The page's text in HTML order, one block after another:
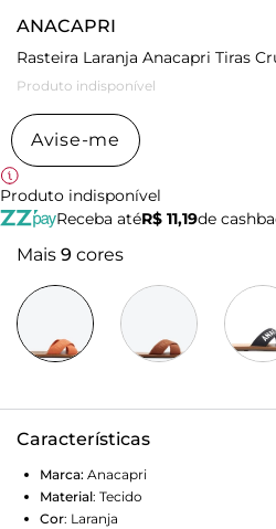
ANACAPRI
Rasteira Laranja Anacapri Tiras
Produto indisponível
Avise-me
Produto indisponível
Receba atéR$ 11,19de
Mais 9 cores
Características
Marca: Anacapri
Material: Tecido
Cor: Laranja